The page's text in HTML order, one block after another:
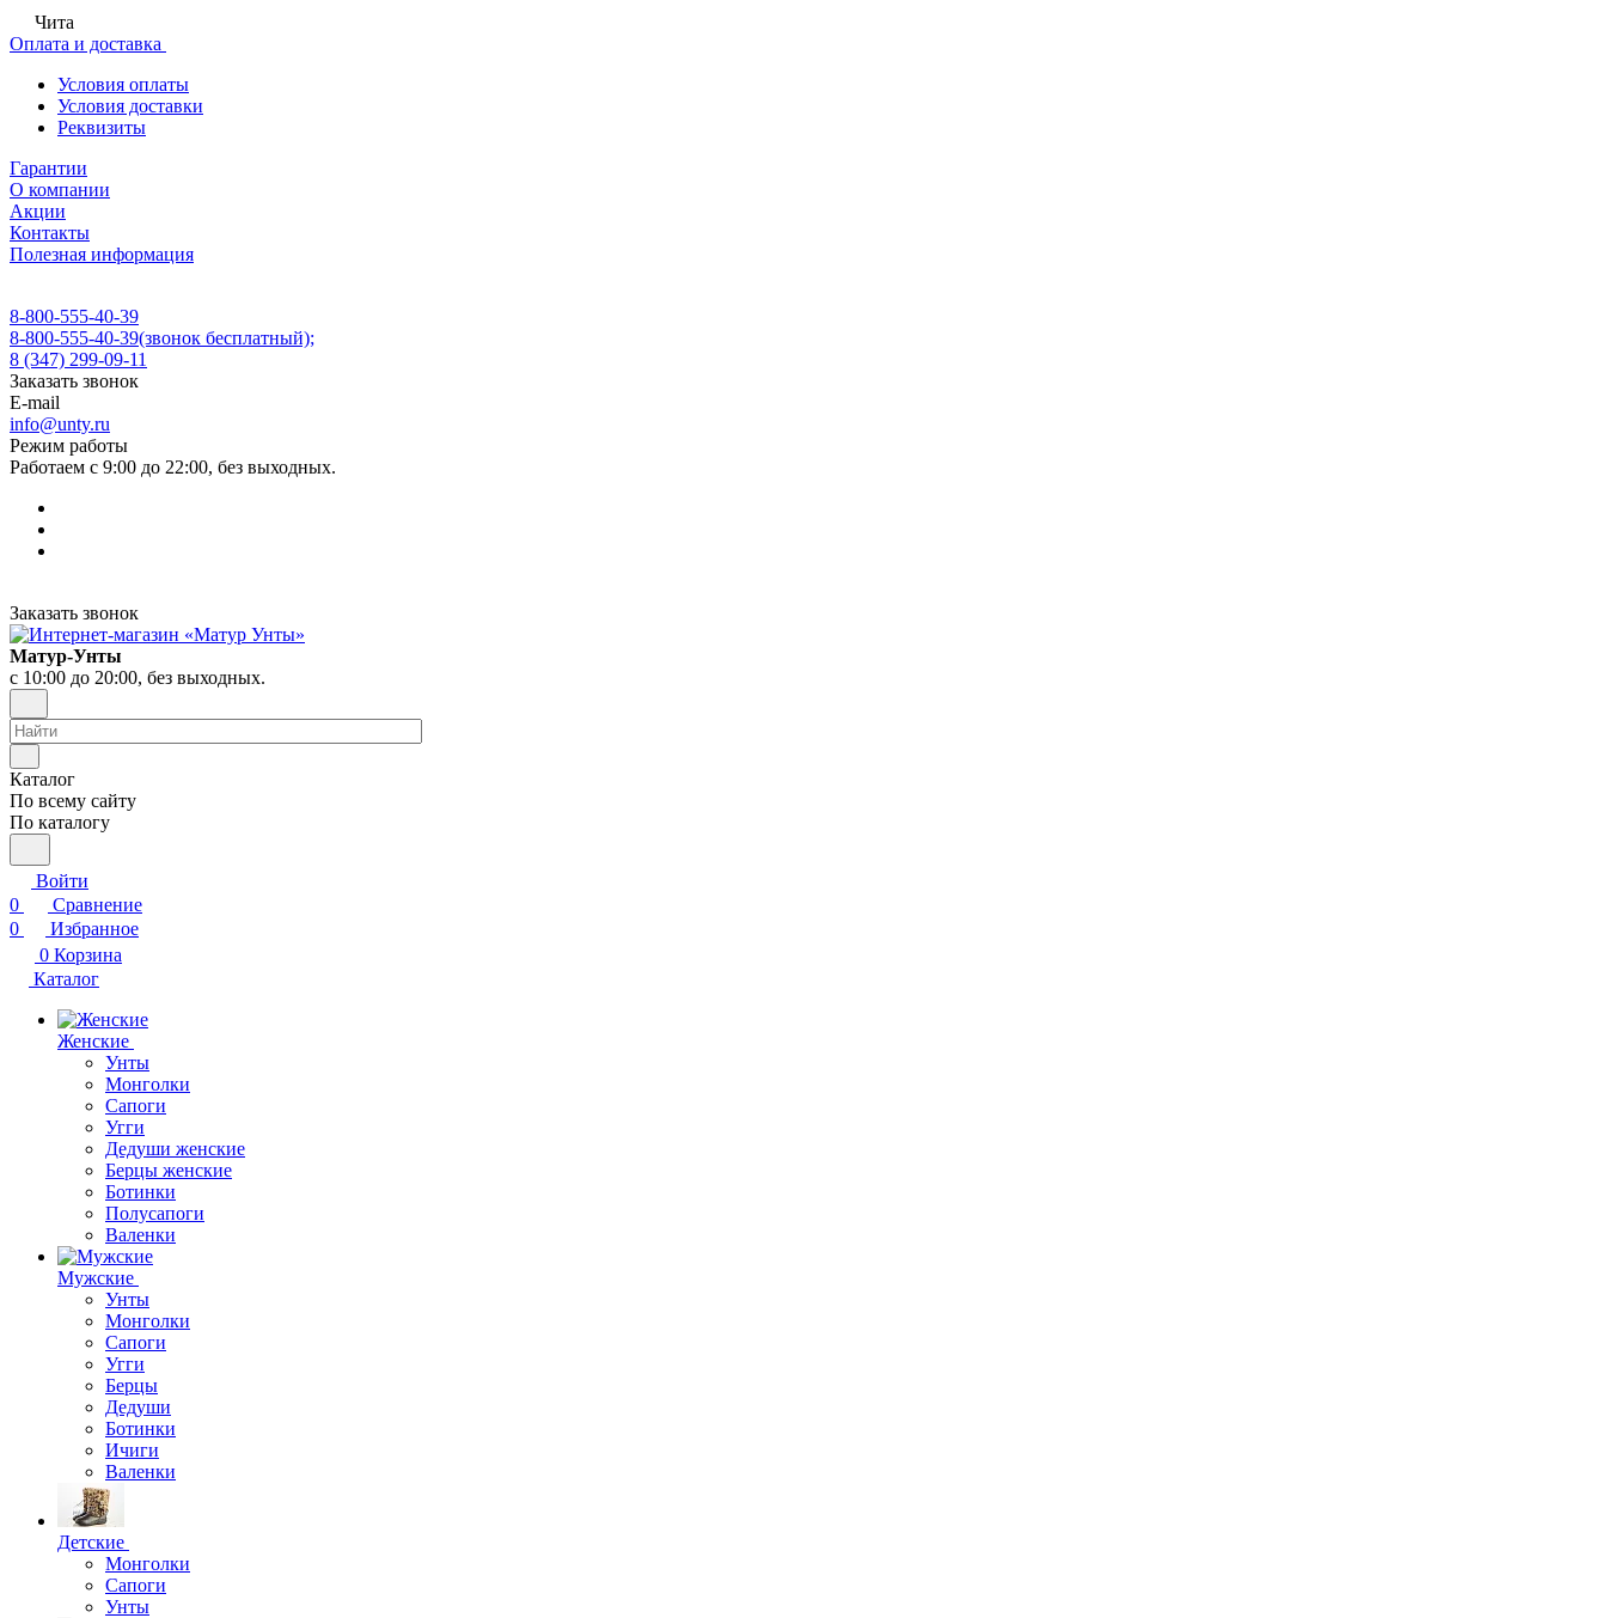
Чита
Оплата и доставка
Условия оплаты
Условия доставки
Реквизиты
Гарантии
О компании
Акции
Контакты
Полезная информация
8-800-555-40-39
8-800-555-40-39(звонок бесплатный);
8 (347) 299-09-11
Заказать звонок
E-mail
info@unty.ru
Режим работы
Работаем с 9:00 до 22:00, без выходных.
Заказать звонок
Матур-Унты
с 10:00 до 20:00, без выходных.
Каталог
По всему сайту
По каталогу
Войти
0
Сравнение
0
Избранное
0 Корзина
Каталог
Женские
Унты
Монголки
Сапоги
Угги
Дедуши женские
Берцы женские
Ботинки
Полусапоги
Валенки
Мужские
Унты
Монголки
Сапоги
Угги
Берцы
Дедуши
Ботинки
Ичиги
Валенки
Детские
Монголки
Сапоги
Унты